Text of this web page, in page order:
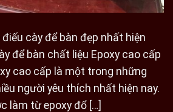
điếu cày để bàn đẹp nhất hiện
để bàn chất liệu Epoxy cao cấp
cao cấp là một trong những
người yêu thích nhất hiện nay.
làm từ epoxy đổ […]